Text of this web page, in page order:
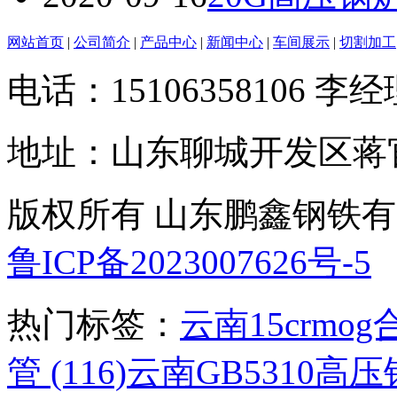
网站首页 | 公司简介 | 产品中心 | 新闻中心 | 车间展示 | 切割加工
电话：15106358106 李
地址：山东聊城开发区
版权所有 山东鹏鑫钢铁
鲁ICP备2023007626号-5
热门标签： 云南15crmog
管 (116)云南GB5310高压